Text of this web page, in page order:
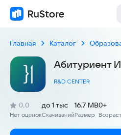
Главная Каталог
Абитуриент
R&D CENTER
Рейтинг:
0,0
(
Нет оценок
)
Скачиваний
до 1 тыс
Размер
16.7 MB0+